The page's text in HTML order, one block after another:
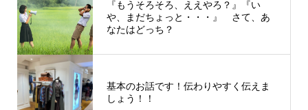
『もうそろそろ、ええやろ？』『い
や、まだちょっと・・・』 さて、あ
なたはどっち？
基本のお話です！伝わりやすく伝えま
しょう！！